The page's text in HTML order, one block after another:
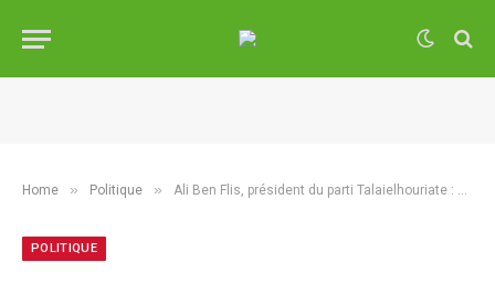
Home » Politique » Ali Ben Flis, président du parti Talaielhouriate : « le régime politique doit partir »
POLITIQUE